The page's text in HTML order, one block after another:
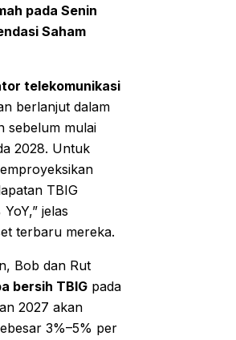
pada Senin
Saham
telekomunikasi
berlanjut dalam
sebelum mulai
2028. Untuk
TBIG
jelas
terbaru mereka.
Bob dan Rut
bersih TBIG pada
2027 akan
3%–5% per